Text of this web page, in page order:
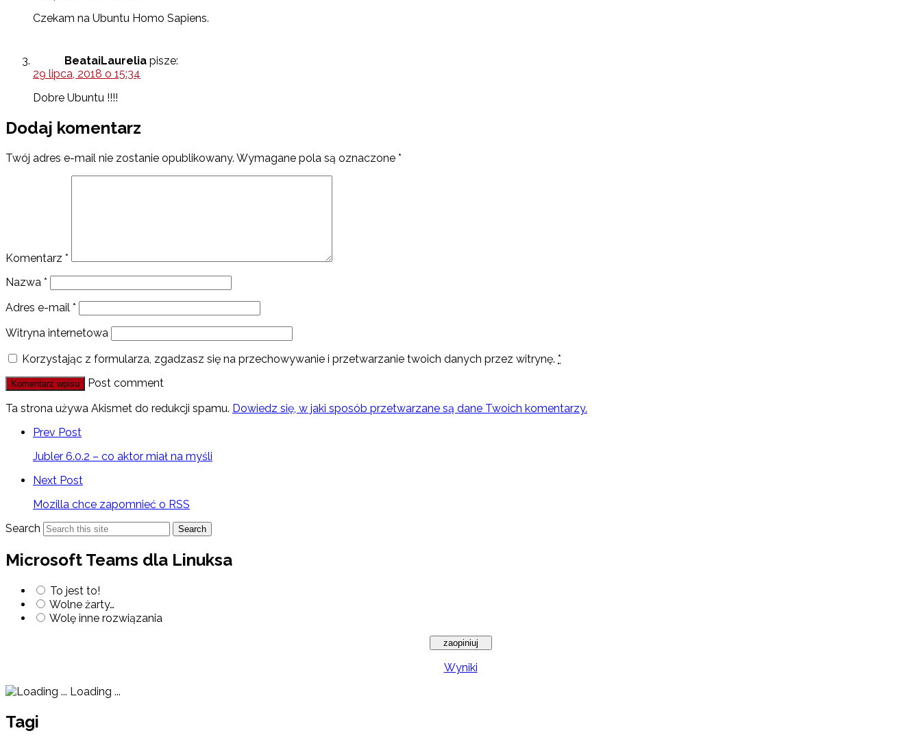
Czekam na Ubuntu Homo Sapiens.
BeataiLaurelia pisze:
29 lipca, 2018 o 15:34
Dobre Ubuntu !!!!
Dodaj komentarz
Twój adres e-mail nie zostanie opublikowany. Wymagane pola są oznaczone *
Komentarz *
Nazwa *
Adres e-mail *
Witryna internetowa
Korzystając z formularza, zgadzasz się na przechowywanie i przetwarzanie twoich danych przez witrynę. *
Post comment
Ta strona używa Akismet do redukcji spamu. Dowiedz się, w jaki sposób przetwarzane są dane Twoich komentarzy.
Prev Post
Jubler 6.0.2 – co aktor miał na myśli
Next Post
Mozilla chce zapomnieć o RSS
Search
Search
Microsoft Teams dla Linuksa
To jest to!
Wolne żarty…
Wolę inne rozwiązania
Wyniki
Loading ...
Tagi